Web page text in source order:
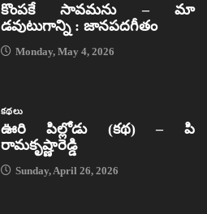
కొంపకే సావమను – మా
డవుటుగాన్ని : జానపదగీతం
Monday, May 4, 2026
కథలు
ఊరి పిల్లోడు (కథ) – పి
రామకృష్ణారెడ్డి
Sunday, April 26, 2026